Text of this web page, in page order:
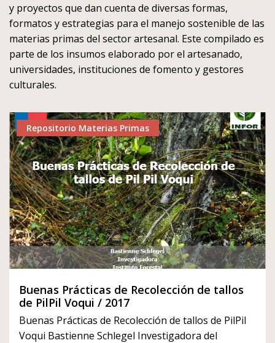
y proyectos que dan cuenta de diversas formas,
formatos y estrategias para el manejo sostenible de las
materias primas del sector artesanal. Este compilado es
parte de los insumos elaborado por el artesanado,
universidades, instituciones de fomento y gestores
culturales.
Repositorio Materias Primas
Buenas Prácticas de Recolección de tallos
de PilPil Voqui / 2017
Buenas Prácticas de Recolección de tallos de PilPil
Voqui Bastienne Schlegel Investigadora del